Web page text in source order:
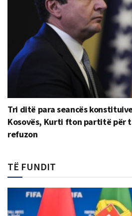
Tri ditë para seancës
Kosovës, Kurti fton partitë për
refuzon
TË FUNDIT